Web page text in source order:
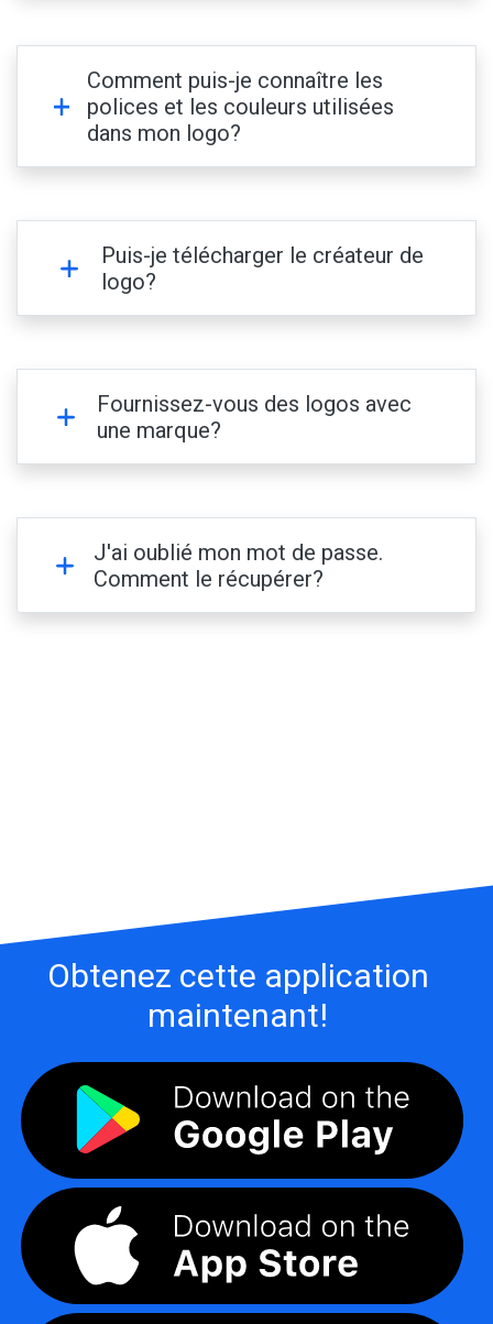
Comment puis-je connaître les
polices et les couleurs utilisées
dans mon logo?
Puis-je télécharger le créateur de
logo?
Fournissez-vous des logos avec
une marque?
J'ai oublié mon mot de passe.
Comment le récupérer?
Obtenez cette application
maintenant!